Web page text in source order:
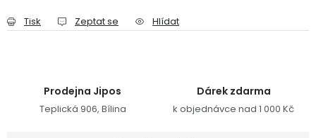
Obchodní podmínky Reklamační řád
Tisk Zeptat se Hlídat
Prodejna Jipos
Teplická 906, Bílina
Dárek zdarma
k objednávce nad 1 000 Kč